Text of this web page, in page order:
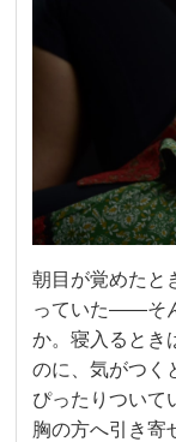
朝目が覚めたと
っていた――そ
か。寝入るとき
のに、気がつく
ぴったりついて
胸の方へ引き寄